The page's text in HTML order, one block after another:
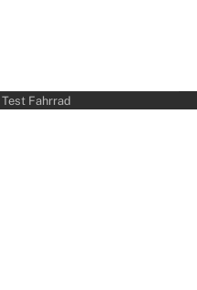
Test Fahrrad